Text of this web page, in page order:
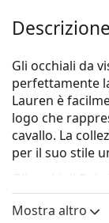
Gli occhiali da
perfettamente
Lauren è
logo che
cavallo. La
per il suo stile
Gli occhiali Polo
un modello da
Mostra altro